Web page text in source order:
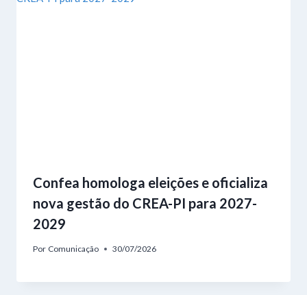
Confea homologa eleições e oficializa
nova gestão do CREA-PI para 2027-
2029
Por Comunicação 30/07/2026